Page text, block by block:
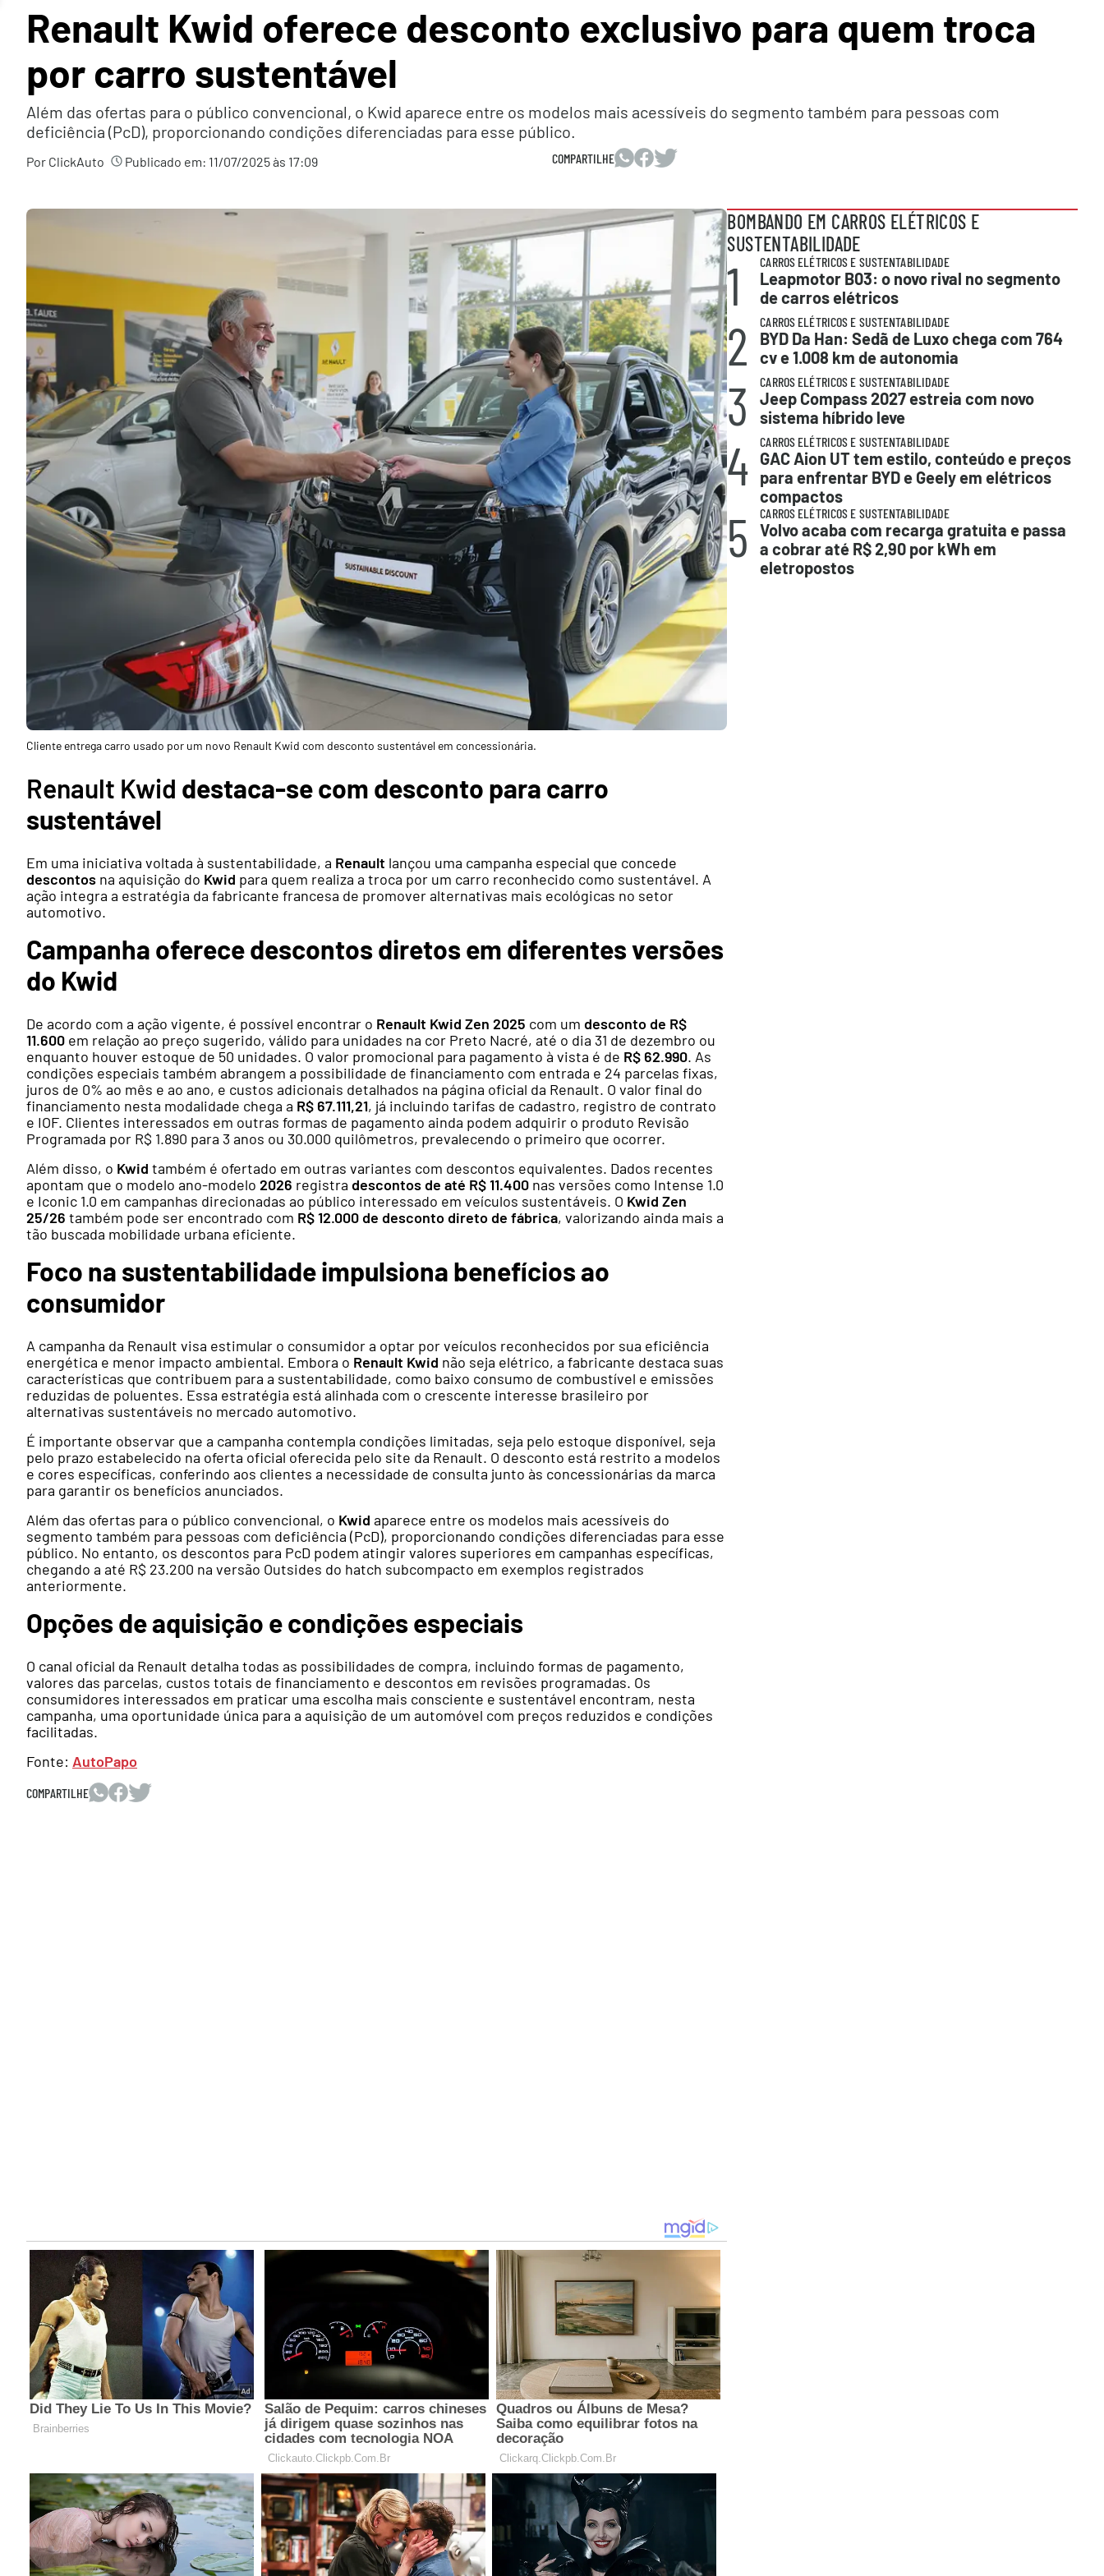
Renault Kwid oferece desconto exclusivo para quem troca
por carro sustentável
Além das ofertas para o público convencional, o Kwid aparece entre os modelos mais acessíveis do segmento também para pessoas com
deficiência (PcD), proporcionando condições diferenciadas para esse público.
Por ClickAuto Publicado em: 11/07/2025 às 17:09 COMPARTILHE
Cliente entrega carro usado por um novo Renault Kwid com desconto sustentável em concessionária.
Renault Kwid destaca-se com desconto para carro
sustentável
Em uma iniciativa voltada à sustentabilidade, a Renault lançou uma campanha especial que concede
descontos na aquisição do Kwid para quem realiza a troca por um carro reconhecido como sustentável. A
ação integra a estratégia da fabricante francesa de promover alternativas mais ecológicas no setor
automotivo.
Campanha oferece descontos diretos em diferentes versões
do Kwid
De acordo com a ação vigente, é possível encontrar o Renault Kwid Zen 2025 com um desconto de R$
11.600 em relação ao preço sugerido, válido para unidades na cor Preto Nacré, até o dia 31 de dezembro ou
enquanto houver estoque de 50 unidades. O valor promocional para pagamento à vista é de R$ 62.990. As
condições especiais também abrangem a possibilidade de financiamento com entrada e 24 parcelas fixas,
juros de 0% ao mês e ao ano, e custos adicionais detalhados na página oficial da Renault. O valor final do
financiamento nesta modalidade chega a R$ 67.111,21, já incluindo tarifas de cadastro, registro de contrato
e IOF. Clientes interessados em outras formas de pagamento ainda podem adquirir o produto Revisão
Programada por R$ 1.890 para 3 anos ou 30.000 quilômetros, prevalecendo o primeiro que ocorrer.
Além disso, o Kwid também é ofertado em outras variantes com descontos equivalentes. Dados recentes
apontam que o modelo ano-modelo 2026 registra descontos de até R$ 11.400 nas versões como Intense 1.0
e Iconic 1.0 em campanhas direcionadas ao público interessado em veículos sustentáveis. O Kwid Zen
25/26 também pode ser encontrado com R$ 12.000 de desconto direto de fábrica, valorizando ainda mais a
tão buscada mobilidade urbana eficiente.
Foco na sustentabilidade impulsiona benefícios ao
consumidor
A campanha da Renault visa estimular o consumidor a optar por veículos reconhecidos por sua eficiência
energética e menor impacto ambiental. Embora o Renault Kwid não seja elétrico, a fabricante destaca suas
características que contribuem para a sustentabilidade, como baixo consumo de combustível e emissões
reduzidas de poluentes. Essa estratégia está alinhada com o crescente interesse brasileiro por
alternativas sustentáveis no mercado automotivo.
É importante observar que a campanha contempla condições limitadas, seja pelo estoque disponível, seja
pelo prazo estabelecido na oferta oficial oferecida pelo site da Renault. O desconto está restrito a modelos
e cores específicas, conferindo aos clientes a necessidade de consulta junto às concessionárias da marca
para garantir os benefícios anunciados.
Além das ofertas para o público convencional, o Kwid aparece entre os modelos mais acessíveis do
segmento também para pessoas com deficiência (PcD), proporcionando condições diferenciadas para esse
público. No entanto, os descontos para PcD podem atingir valores superiores em campanhas específicas,
chegando a até R$ 23.200 na versão Outsides do hatch subcompacto em exemplos registrados
anteriormente.
Opções de aquisição e condições especiais
O canal oficial da Renault detalha todas as possibilidades de compra, incluindo formas de pagamento,
valores das parcelas, custos totais de financiamento e descontos em revisões programadas. Os
consumidores interessados em praticar uma escolha mais consciente e sustentável encontram, nesta
campanha, uma oportunidade única para a aquisição de um automóvel com preços reduzidos e condições
facilitadas.
Fonte: AutoPapo
COMPARTILHE
BOMBANDO EM CARROS ELÉTRICOS E
SUSTENTABILIDADE
1 CARROS ELÉTRICOS E SUSTENTABILIDADE
Leapmotor B03: o novo rival no segmento
de carros elétricos
2 CARROS ELÉTRICOS E SUSTENTABILIDADE
BYD Da Han: Sedã de Luxo chega com 764
cv e 1.008 km de autonomia
3 CARROS ELÉTRICOS E SUSTENTABILIDADE
Jeep Compass 2027 estreia com novo
sistema híbrido leve
4 CARROS ELÉTRICOS E SUSTENTABILIDADE
GAC Aion UT tem estilo, conteúdo e preços
para enfrentar BYD e Geely em elétricos
compactos
5 CARROS ELÉTRICOS E SUSTENTABILIDADE
Volvo acaba com recarga gratuita e passa
a cobrar até R$ 2,90 por kWh em
eletropostos